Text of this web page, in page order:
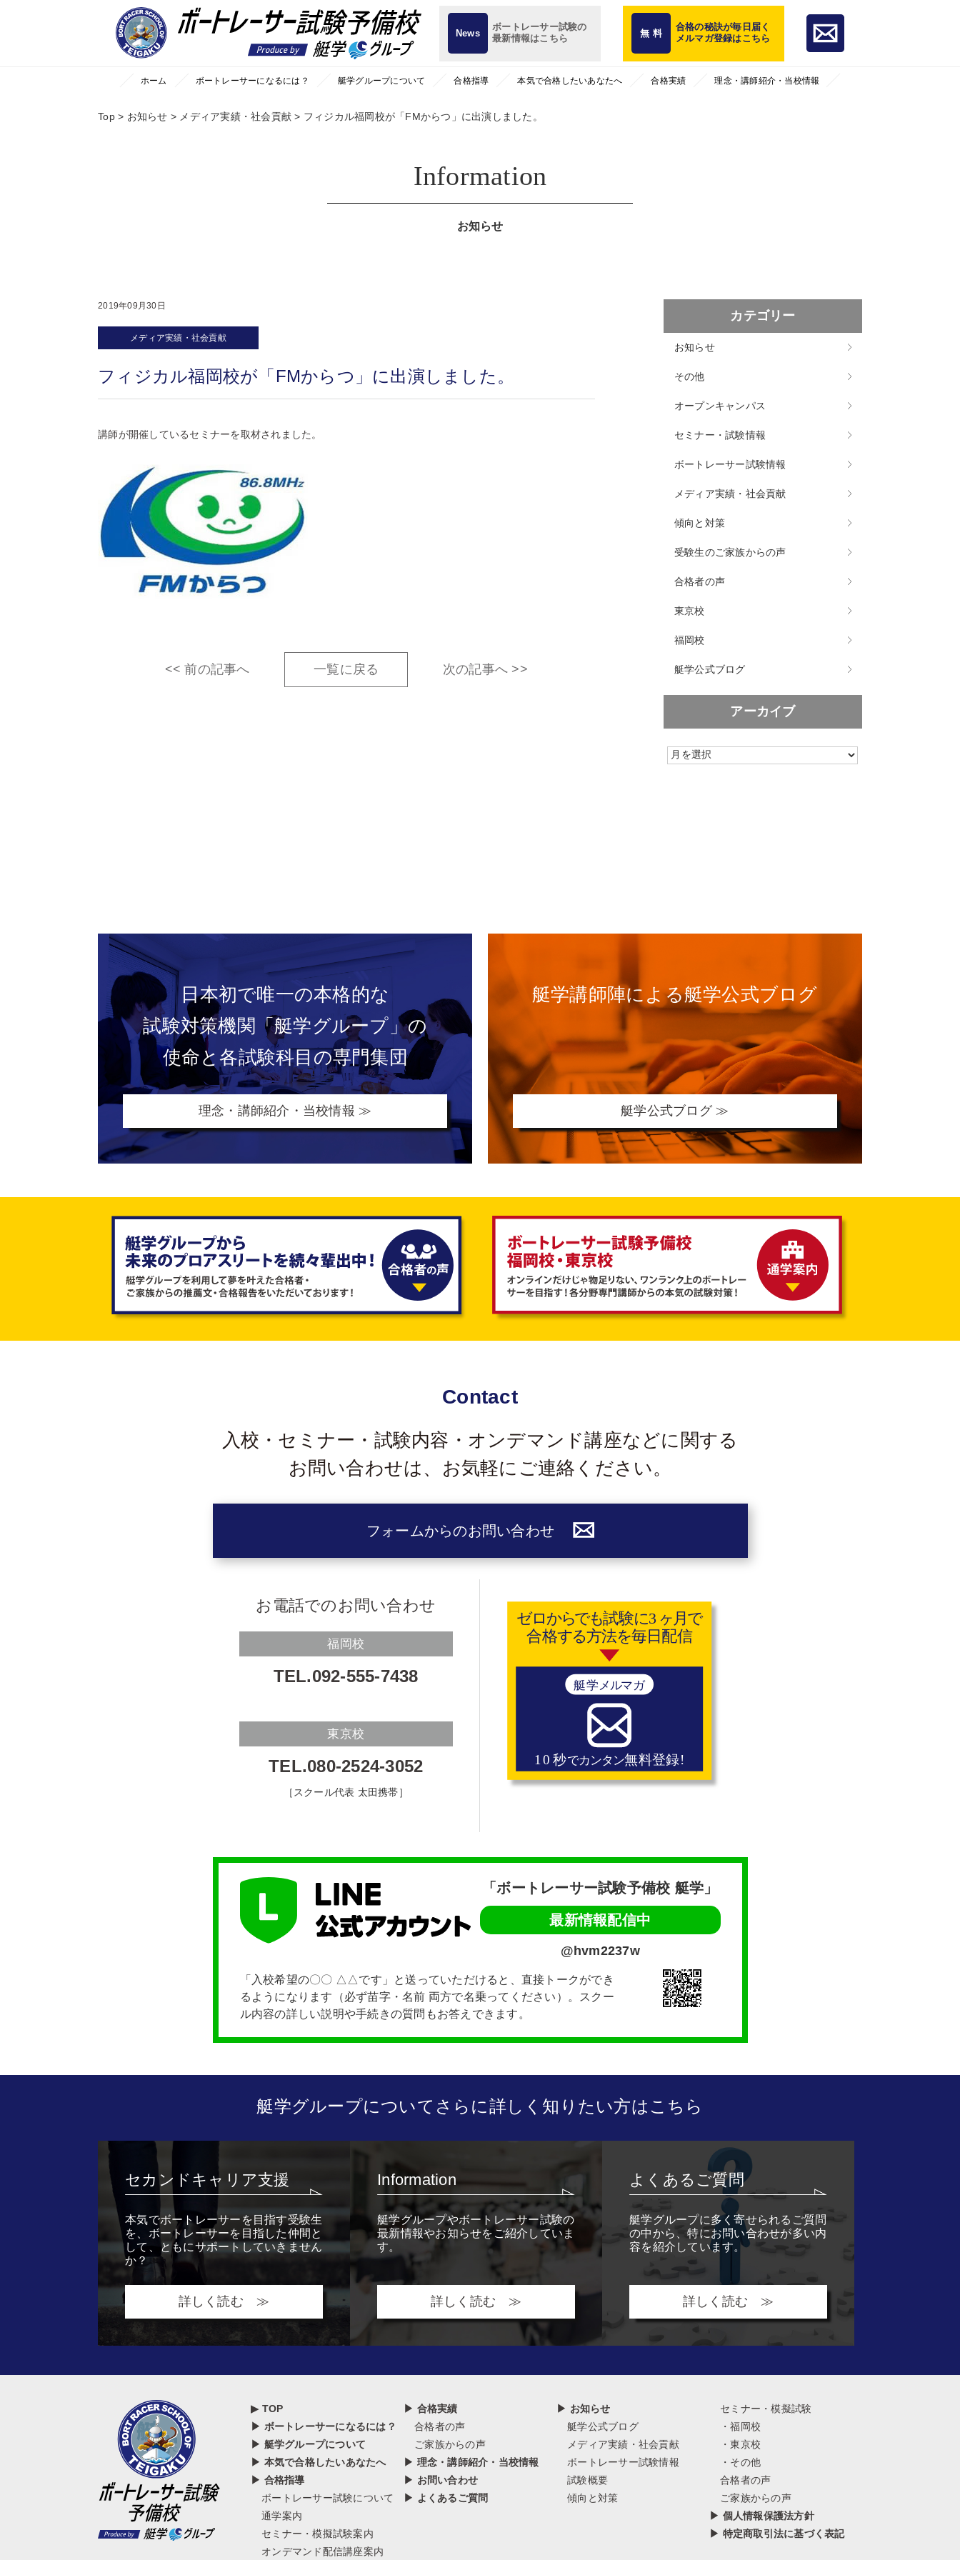
News
ボートレーサー試験の
最新情報はこちら
無 料
合格の秘訣が毎日届く
メルマガ登録はこちら
ホーム ボートレーサーになるには？ 艇学グループについて 合格指導 本気で合格したいあなたへ 合格実績 理念・講師紹介・当校情報
Top> お知らせ > メディア実績・社会貢献 > フィジカル福岡校が「FMからつ」に出演しました。
Information
お知らせ
2019年09月30日
メディア実績・社会貢献
フィジカル福岡校が「FMからつ」に出演しました。
講師が開催しているセミナーを取材されました。
<< 前の記事へ 一覧に戻る 次の記事へ >>
カテゴリー
お知らせ
その他
オープンキャンパス
セミナー・試験情報
ボートレーサー試験情報
メディア実績・社会貢献
傾向と対策
受験生のご家族からの声
合格者の声
東京校
福岡校
艇学公式ブログ
アーカイブ
日本初で唯一の本格的な
試験対策機関 「艇学グループ」の
使命と各試験科目の専門集団
理念・講師紹介・当校情報 ≫
艇学講師陣による艇学公式ブログ
艇学公式ブログ ≫
Contact
入校・セミナー・試験内容・オンデマンド講座などに 関する
お問い合わせは、 お気軽にご連絡ください。
フォームからのお問い合わせ
お電話でのお問い合わせ
福岡校
TEL.092-555-7438
東京校
TEL.080-2524-3052
［スクール代表 太田携帯］
「ボートレーサー試験予備校 艇学」
最新情報配信中
@hvm2237w
「入校希望の〇〇 △△です」と送っていただけると、直接トークができ
るようになります（必ず苗字・名前 両方で名乗ってください）。スクー
ル内容の詳しい説明や手続きの質問もお答えできます。
艇学グループについて さらに詳しく知りたい方はこちら
セカンドキャリア支援
本気でボートレーサーを目指す受験生
を、ボートレーサーを目指した仲間と
して、ともにサポートしていきません
か？
詳しく読む ≫
Information
艇学グループやボートレーサー試験の
最新情報やお知らせをご紹介していま
す。
詳しく読む ≫
よくあるご質問
艇学グループに多く寄せられるご質問
の中から、特にお問い合わせが多い内
容を紹介しています。
詳しく読む ≫
▶ TOP
▶ ボートレーサーになるには？
▶ 艇学グループについて
▶ 本気で合格したいあなたへ
▶ 合格指導
ボートレーサー試験について
通学案内
セミナー・模擬試験案内
オンデマンド配信講座案内
▶ 合格実績
合格者の声
ご家族からの声
▶ 理念・講師紹介・当校情報
▶ お問い合わせ
▶ よくあるご質問
▶ お知らせ
艇学公式ブログ
メディア実績・社会貢献
ボートレーサー試験情報
試験概要
傾向と対策
セミナー・模擬試験
・福岡校
・東京校
・その他
合格者の声
ご家族からの声
▶ 個人情報保護法方針
▶ 特定商取引法に基づく表記